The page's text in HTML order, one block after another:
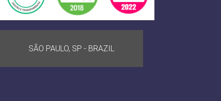
SÃO PAULO, SP - BRAZIL